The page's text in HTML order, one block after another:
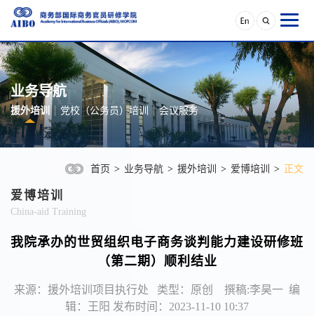
业务导航
援外培训 党校（公务员）培训 会议服务
首页 > 业务导航 > 援外培训 > 爱博培训 > 正文
爱博培训
China-aid Training
我院承办的世贸组织电子商务谈判能力建设研修班
（第二期）顺利结业
来源：援外培训项目执行处 类型：原创 撰稿:李昊一 编
辑：王阳 发布时间：2023-11-10 10:37